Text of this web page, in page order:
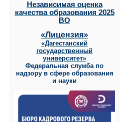
Независимая оценка
качества образования 2025
ВО
«Лицензия»
«Дагестанский
государственный
университет»
Федеральная служба по
надзору в сфере образования
и науки